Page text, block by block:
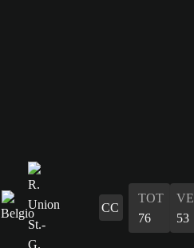
CC
TOT
76
53